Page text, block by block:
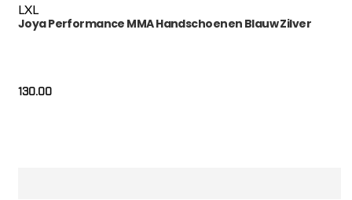
LXL
Joya Performance MMA Handschoenen Blauw Zilver
130.00